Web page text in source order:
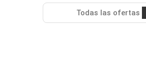
Todas las ofertas